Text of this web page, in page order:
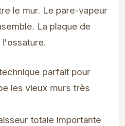
le mur. Le pare-vapeur
La plaque de
parfait pour
les vieux murs très
totale importante